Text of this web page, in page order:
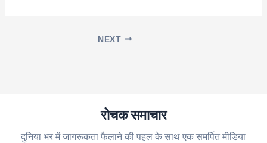
NEXT
रोचक समाचार
दुनिया भर में जागरूकता फैलाने की पहल के साथ एक समर्पित मीडिया